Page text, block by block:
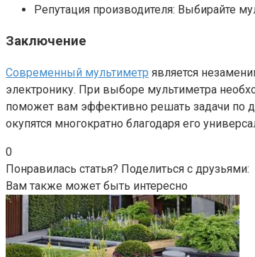
Репутация производителя: Выбирайте
Заключение
Современный мультиметр является
электронику. При выборе мультиметра
поможет вам эффективно решать задачи по
окупятся многократно благодаря его
0
Понравилась статья? Поделиться с друзьями:
Вам также может быть интересно